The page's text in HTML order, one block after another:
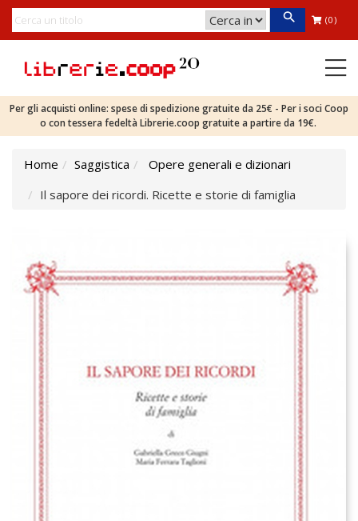
(0)
Per gli acquisti online: spese di spedizione gratuite da 25€ - Per i soci Coop
o con tessera fedeltà Librerie.coop gratuite a partire da 19€.
Home Saggistica
Opere generali e dizionari
Il sapore dei ricordi. Ricette e storie di famiglia